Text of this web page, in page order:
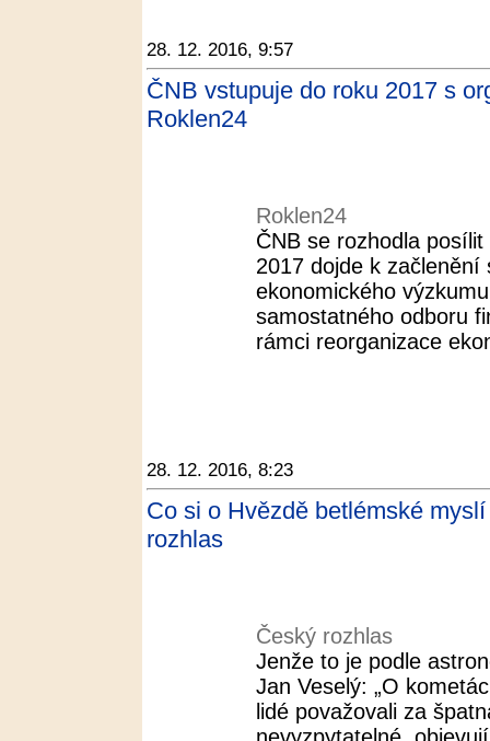
28. 12. 2016, 9:57
ČNB vstupuje do roku 2017 s
Roklen24
Roklen24
ČNB se rozhodla
2017 dojde k
ekonomického
samostatného odboru
rámci reorganizace
28. 12. 2016, 8:23
Co si o Hvězdě betlémské
rozhlas
Český rozhlas
Jenže to je podle
Jan Veselý: „O
lidé považovali za